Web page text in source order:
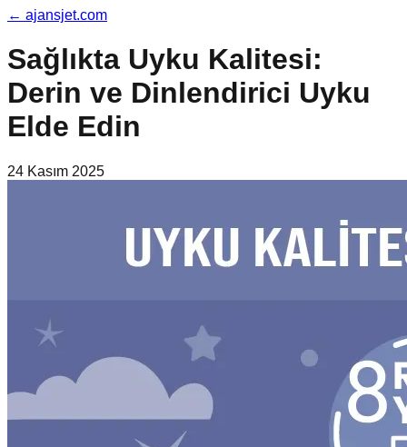
← ajansjet.com
Sağlıkta Uyku Kalitesi:
Derin ve Dinlendirici Uyku
Elde Edin
24 Kasım 2025